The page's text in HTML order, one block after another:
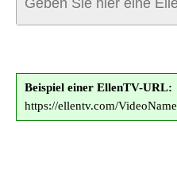
Beispiel einer EllenTV-URL:
https://ellentv.com/VideoName